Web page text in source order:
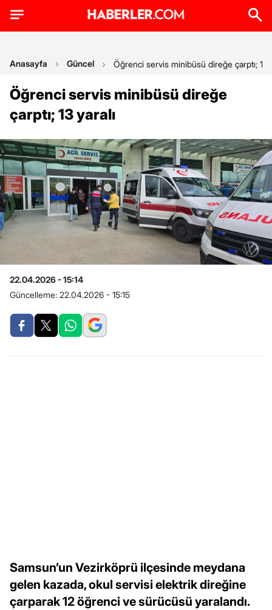
Anasayfa Güncel Öğrenci servis minibüsü direğe çarptı; 13
Öğrenci servis minibüsü direğe
çarptı; 13 yaralı
22.04.2026 - 15:14
Güncelleme: 22.04.2026 - 15:15
Samsun’un Vezirköprü ilçesinde meydana
gelen kazada, okul servisi elektrik direğine
çarparak 12 öğrenci ve sürücüsü yaralandı.